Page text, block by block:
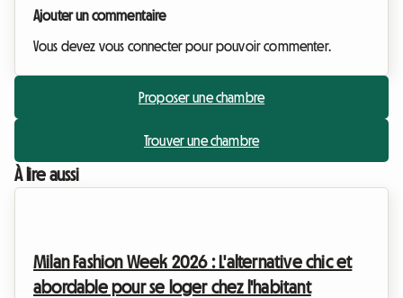
Ajouter un commentaire
Vous devez vous connecter pour pouvoir commenter.
Proposer une chambre
Trouver une chambre
À lire aussi
Milan Fashion Week 2026 : L'alternative chic et
abordable pour se loger chez l'habitant